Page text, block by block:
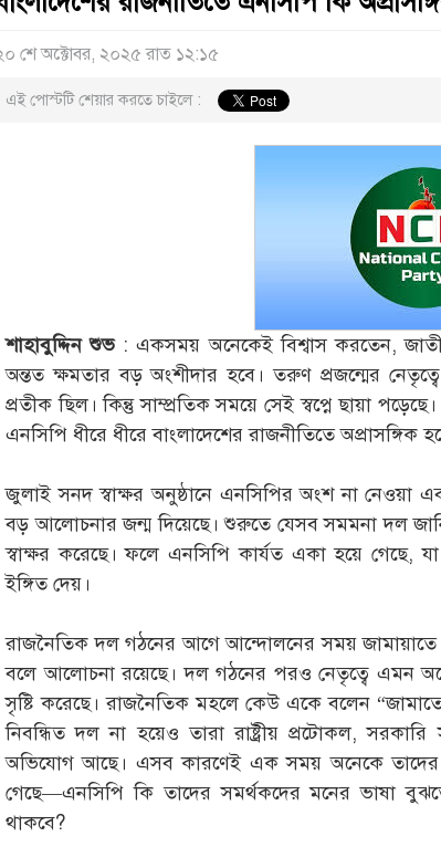
শে অক্টোবর, ২০২৫ রাত ১২:১৫
এই পোস্টটি শেয়ার করতে চাইলে :
শাহাবুদ্দিন শুভ: একসময় অনেকেই বিশ্বাস করতেন,
অন্তত ক্ষমতার বড় অংশীদার হবে। তরুণ প্রজন্মের
প্রতীক ছিল। কিন্তু সাম্প্রতিক সময়ে সেই স্বপ্নে ছায়া
এনসিপি ধীরে ধীরে বাংলাদেশের রাজনীতিতে অপ্রাসঙ্গিক
জুলাই সনদ স্বাক্ষর অনুষ্ঠানে এনসিপির অংশ না নেওয়া
বড় আলোচনার জন্ম দিয়েছে। শুরুতে যেসব সমমনা দল
স্বাক্ষর করেছে। ফলে এনসিপি কার্যত একা হয়ে গেছে,
ইঙ্গিত দেয়।
রাজনৈতিক দল গঠনের আগে আন্দোলনের সময় জামায়াতে
বলে আলোচনা রয়েছে। দল গঠনের পরও নেতৃত্বে এমন
সৃষ্টি করেছে। রাজনৈতিক মহলে কেউ একে বলেন
নিবন্ধিত দল না হয়েও তারা রাষ্ট্রীয় প্রটোকল,
অভিযোগ আছে। এসব কারণেই এক সময় অনেকে তাদের
গেছে—এনসিপি কি তাদের সমর্থকদের মনের ভাষা
থাকবে?